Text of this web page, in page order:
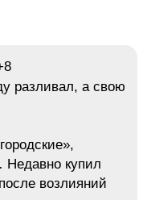
разливал, а свою
купил
возлияний